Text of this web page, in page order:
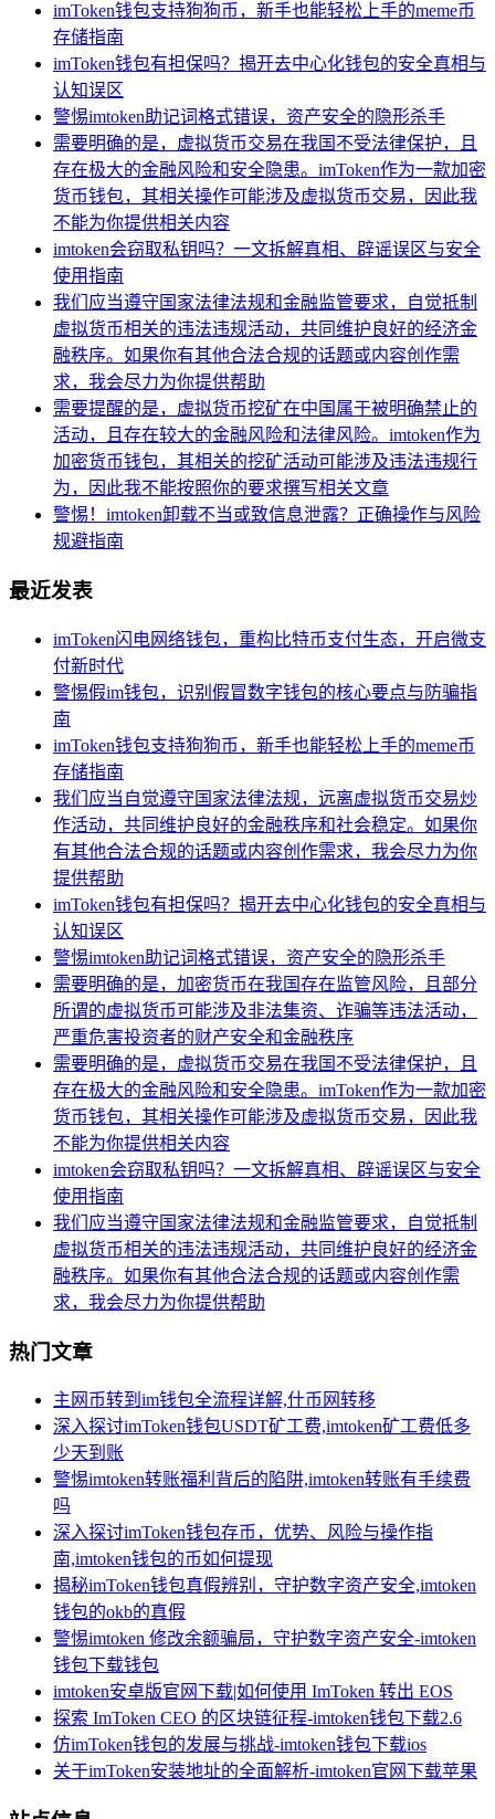
imToken钱包支持狗狗币，新手也能轻松上手的meme币
存储指南
imToken钱包有担保吗？揭开去中心化钱包的安全真相与
认知误区
警惕imtoken助记词格式错误，资产安全的隐形杀手
需要明确的是，虚拟货币交易在我国不受法律保护，且
存在极大的金融风险和安全隐患。imToken作为一款加密
货币钱包，其相关操作可能涉及虚拟货币交易，因此我
不能为你提供相关内容
imtoken会窃取私钥吗？一文拆解真相、辟谣误区与安全
使用指南
我们应当遵守国家法律法规和金融监管要求，自觉抵制
虚拟货币相关的违法违规活动，共同维护良好的经济金
融秩序。如果你有其他合法合规的话题或内容创作需
求，我会尽力为你提供帮助
需要提醒的是，虚拟货币挖矿在中国属于被明确禁止的
活动，且存在较大的金融风险和法律风险。imtoken作为
加密货币钱包，其相关的挖矿活动可能涉及违法违规行
为，因此我不能按照你的要求撰写相关文章
警惕！imtoken卸载不当或致信息泄露？正确操作与风险
规避指南
最近发表
imToken闪电网络钱包，重构比特币支付生态，开启微支
付新时代
警惕假im钱包，识别假冒数字钱包的核心要点与防骗指
南
imToken钱包支持狗狗币，新手也能轻松上手的meme币
存储指南
我们应当自觉遵守国家法律法规，远离虚拟货币交易炒
作活动，共同维护良好的金融秩序和社会稳定。如果你
有其他合法合规的话题或内容创作需求，我会尽力为你
提供帮助
imToken钱包有担保吗？揭开去中心化钱包的安全真相与
认知误区
警惕imtoken助记词格式错误，资产安全的隐形杀手
需要明确的是，加密货币在我国存在监管风险，且部分
所谓的虚拟货币可能涉及非法集资、诈骗等违法活动，
严重危害投资者的财产安全和金融秩序
需要明确的是，虚拟货币交易在我国不受法律保护，且
存在极大的金融风险和安全隐患。imToken作为一款加密
货币钱包，其相关操作可能涉及虚拟货币交易，因此我
不能为你提供相关内容
imtoken会窃取私钥吗？一文拆解真相、辟谣误区与安全
使用指南
我们应当遵守国家法律法规和金融监管要求，自觉抵制
虚拟货币相关的违法违规活动，共同维护良好的经济金
融秩序。如果你有其他合法合规的话题或内容创作需
求，我会尽力为你提供帮助
热门文章
主网币转到im钱包全流程详解,什币网转移
深入探讨imToken钱包USDT矿工费,imtoken矿工费低多
少天到账
警惕imtoken转账福利背后的陷阱,imtoken转账有手续费
吗
深入探讨imToken钱包存币，优势、风险与操作指
南,imtoken钱包的币如何提现
揭秘imToken钱包真假辨别，守护数字资产安全,imtoken
钱包的okb的真假
警惕imtoken 修改余额骗局，守护数字资产安全-imtoken
钱包下载钱包
imtoken安卓版官网下载|如何使用 ImToken 转出 EOS
探索 ImToken CEO 的区块链征程-imtoken钱包下载2.6
仿imToken钱包的发展与挑战-imtoken钱包下载ios
关于imToken安装地址的全面解析-imtoken官网下载苹果